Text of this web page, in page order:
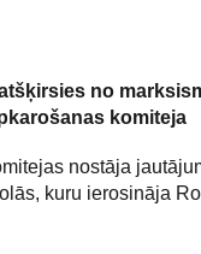
no
komiteja
nostāja
kuru ierosināja